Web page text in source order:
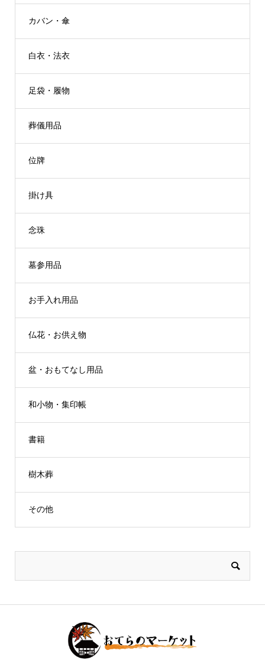
カバン・傘
白衣・法衣
足袋・履物
葬儀用品
位牌
掛け具
念珠
墓参用品
お手入れ用品
仏花・お供え物
盆・おもてなし用品
和小物・集印帳
書籍
樹木葬
その他